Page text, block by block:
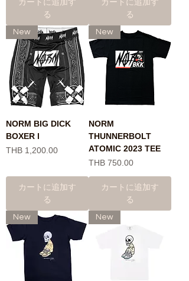
る
る
New
NORM BIG DICK
BOXER l
価格
THB 1,200.00
カートに追加す
る
New
NORM
THUNNERBOLT
ATOMIC 2023 TEE
価格
THB 750.00
カートに追加す
る
New New